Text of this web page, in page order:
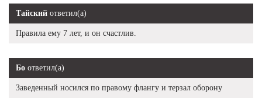
Тайский ответил(а)
Правила ему 7 лет, и он счастлив.
Бо ответил(а)
Заведенный носился по правому флангу и терзал оборону